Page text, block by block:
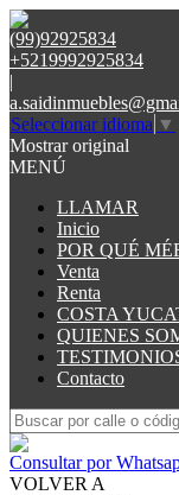
(99)92925834
+5219992925834
|
Seleccionar idioma ▼
Mostrar original
MENÚ
LLAMAR
Inicio
POR QUÉ
Venta
Renta
COSTA
QUIENES
Contacto
Consultar por
VOLVER A